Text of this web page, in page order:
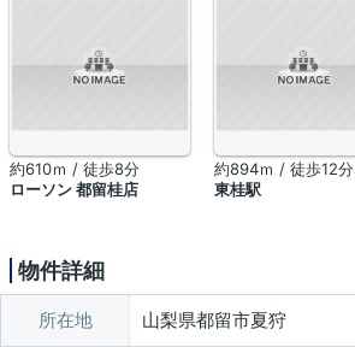
約610ｍ / 徒歩8分
ローソン 都留桂店
約894ｍ / 徒歩12分
東桂駅
物件詳細
所在地 山梨県都留市夏狩